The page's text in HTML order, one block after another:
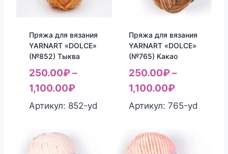
Пряжа для вязания
YARNART «DOLCE»
(№852) Тыква
250.00₽–
1,100.00₽
Артикул: 852-yd
Пряжа для вязания
YARNART «DOLCE»
(№765) Какао
250.00₽–
1,100.00₽
Артикул: 765-yd